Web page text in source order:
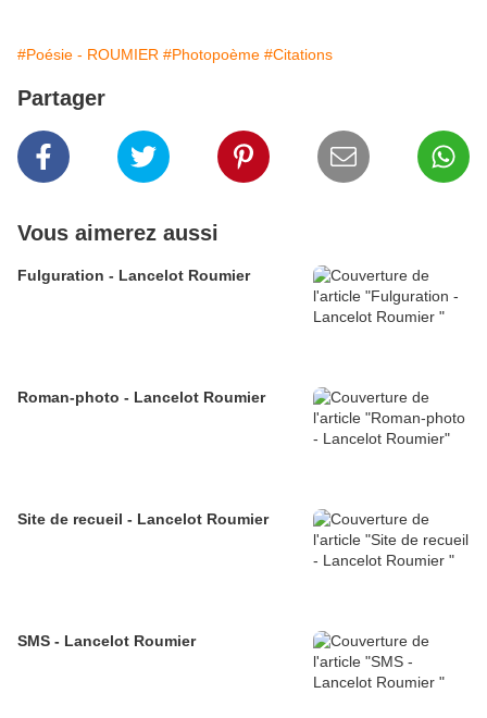
#Poésie - ROUMIER #Photopoème #Citations
Partager
Vous aimerez aussi
Fulguration - Lancelot Roumier
Roman-photo - Lancelot Roumier
Site de recueil - Lancelot Roumier
SMS - Lancelot Roumier